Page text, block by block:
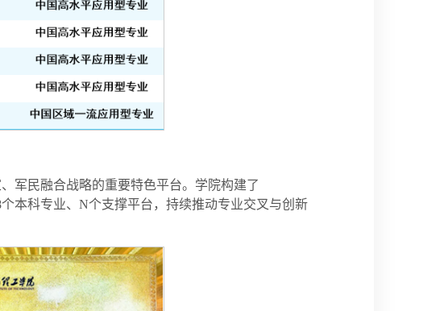
军民融合战略的重要特色平台。学院构建了
本科专业、N个支撑平台，持续推动专业交叉与创新